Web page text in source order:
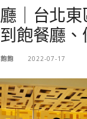
｜台北
飽餐廳、
飽 2022-07-17